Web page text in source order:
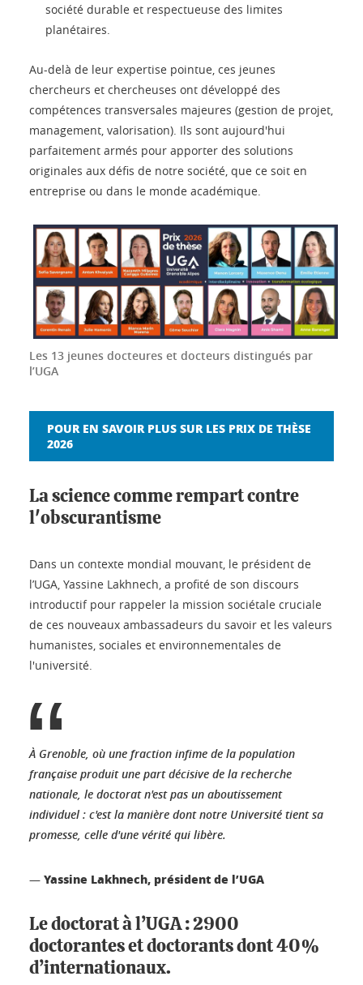
société durable et respectueuse des limites
planétaires.
Au-delà de leur expertise pointue, ces jeunes
chercheurs et chercheuses ont développé des
compétences transversales majeures (gestion de projet,
management, valorisation). Ils sont aujourd'hui
parfaitement armés pour apporter des solutions
originales aux défis de notre société, que ce soit en
entreprise ou dans le monde académique.
Les 13 jeunes docteures et docteurs distingués par
l’UGA
POUR EN SAVOIR PLUS SUR LES PRIX DE THÈSE
2026
La science comme rempart contre
l'obscurantisme
Dans un contexte mondial mouvant, le président de
l’UGA, Yassine Lakhnech, a profité de son discours
introductif pour rappeler la mission sociétale cruciale
de ces nouveaux ambassadeurs du savoir et les valeurs
humanistes, sociales et environnementales de
l'université.
À Grenoble, où une fraction infime de la population
française produit une part décisive de la recherche
nationale, le doctorat n'est pas un aboutissement
individuel : c'est la manière dont notre Université tient sa
promesse, celle d'une vérité qui libère.
— Yassine Lakhnech, président de l’UGA
Le doctorat à l’UGA : 2900
doctorantes et doctorants dont 40%
d’internationaux.